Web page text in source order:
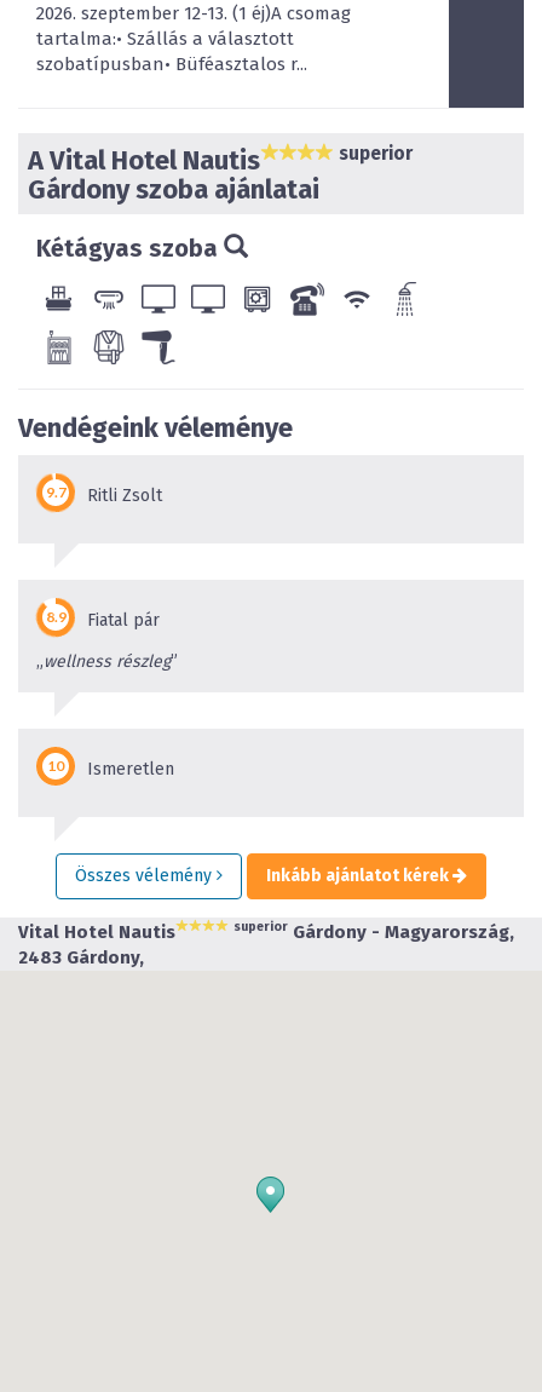
2026. szeptember 12-13. (1 éj)A csomag
tartalma:• Szállás a választott
szobatípusban• Büféasztalos r...
A Vital Hotel Nautis superior
Gárdony szoba ajánlatai
Kétágyas szoba
Vendégeink véleménye
Ritli Zsolt
Fiatal pár
„wellness részleg”
Ismeretlen
Összes vélemény Inkább ajánlatot kérek
Vital Hotel Nautis superior Gárdony - Magyarország,
2483 Gárdony,